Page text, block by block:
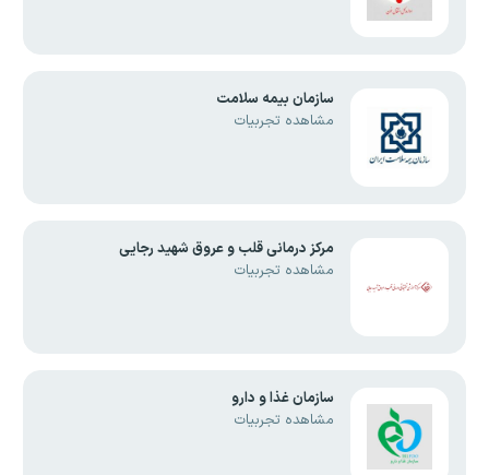
سازمان بیمه سلامت
مشاهده تجربیات
مرکز درمانی قلب و عروق شهید رجایی
مشاهده تجربیات
سازمان غذا و دارو
مشاهده تجربیات